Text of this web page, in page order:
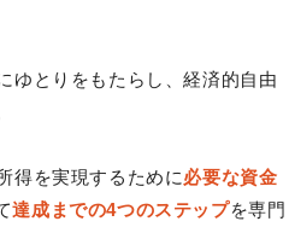
ゆとりをもたらし、経済的自由
得を実現するために必要な資金
達成までの4つのステップを専門